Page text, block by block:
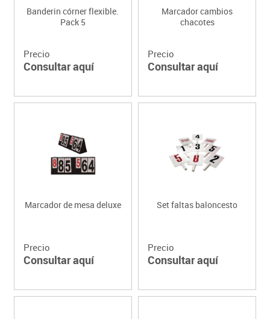
Banderin córner flexible.
Pack 5
Precio
Consultar aquí
Marcador cambios
chacotes
Precio
Consultar aquí
Marcador de mesa deluxe
Precio
Consultar aquí
Set faltas baloncesto
Precio
Consultar aquí